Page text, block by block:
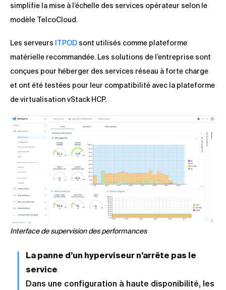
simplifie la mise à l’échelle des services opérateur selon le
modèle TelcoCloud.
Les serveurs ITPOD sont utilisés comme plateforme
matérielle recommandée. Les solutions de l’entreprise sont
conçues pour héberger des services réseau à forte charge
et ont été testées pour leur compatibilité avec la plateforme
de virtualisation vStack HCP.
Interface de supervision des performances
La panne d’un hyperviseur n’arrête pas le
service
Dans une configuration à haute disponibilité, les